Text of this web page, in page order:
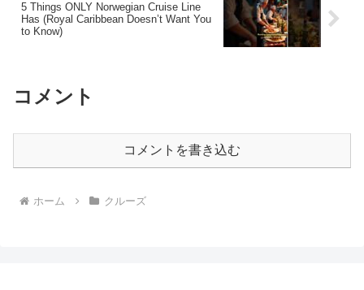
5 Things ONLY Norwegian Cruise Line
Has (Royal Caribbean Doesn’t Want You
to Know)
コメント
コメントを書き込む
ホーム クルーズ